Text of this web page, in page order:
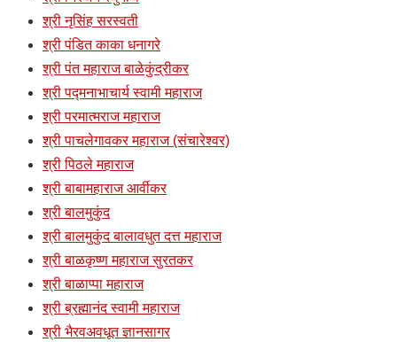
श्री नृसिंह सरस्वती
श्री पंडित काका धनागरे
श्री पंत महाराज बाळेकुंद्रीकर
श्री पद्मनाभाचार्य स्वामी महाराज
श्री परमात्मराज महाराज
श्री पाचलेगावकर महाराज (संचारेश्वर)
श्री पिठले महाराज
श्री बाबामहाराज आर्वीकर
श्री बालमुकुंद
श्री बालमुकुंद बालावधुत दत्त महाराज
श्री बाळकृष्ण महाराज सुरतकर
श्री बाळाप्पा महाराज
श्री ब्रह्मानंद स्वामी महाराज
श्री भैरवअवधूत ज्ञानसागर